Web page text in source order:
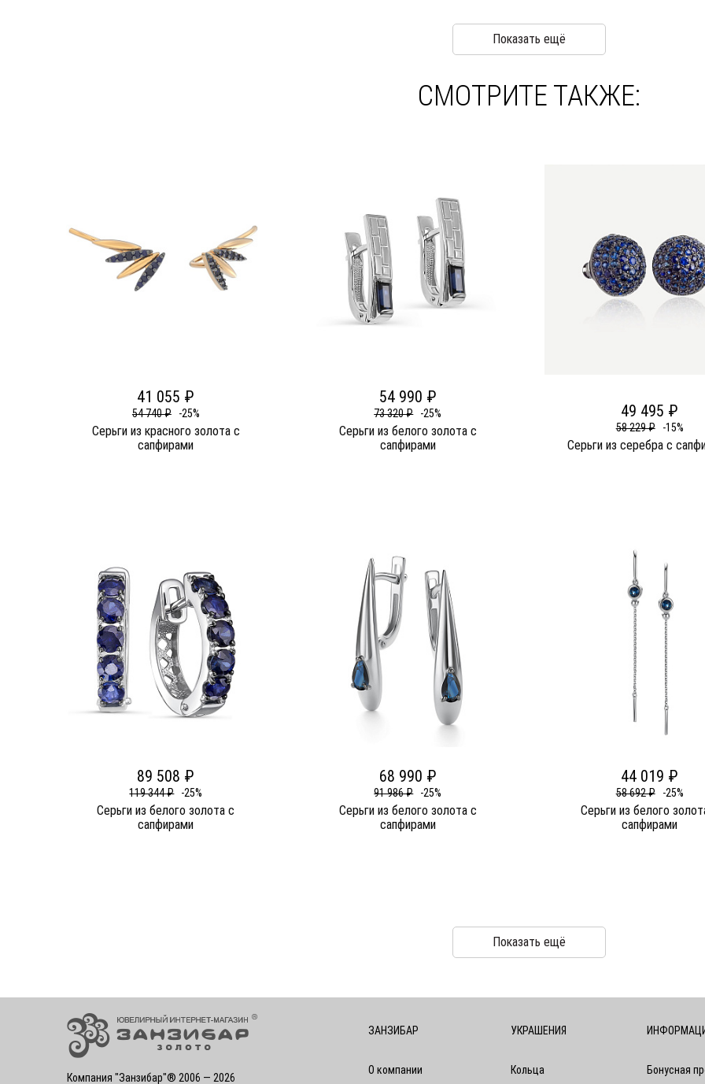
Показать ещё
СМОТРИТЕ ТАКЖЕ:
41 055 ₽
54 740 ₽ -25%
Серьги из красного золота c
сапфирами
54 990 ₽
73 320 ₽ -25%
Серьги из белого золота c
сапфирами
49 495 ₽
58 229 ₽ -15%
Серьги из серебра c
89 508 ₽
119 344 ₽ -25%
Серьги из белого золота c
сапфирами
68 990 ₽
91 986 ₽ -25%
Серьги из белого золота c
сапфирами
44 019 ₽
58 692 ₽ -25%
Серьги из белого
сапфирами
Показать ещё
Компания "Занзибар"® 2006 — 2026
ЗАНЗИБАР
О компании
УКРАШЕНИЯ
Кольца Бонусная